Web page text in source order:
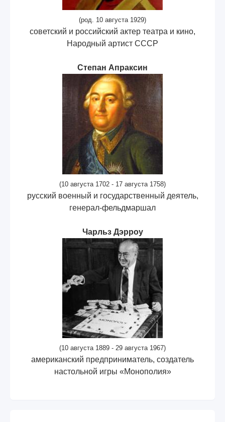
(род. 10 августа 1929)
советский и российский актер театра и кино,
Народный артист СССР
Степан Апраксин
(10 августа 1702 - 17 августа 1758)
русский военный и государственный деятель,
генерал-фельдмаршал
Чарльз Дэрроу
(10 августа 1889 - 29 августа 1967)
американский предприниматель, создатель
настольной игры «Монополия»